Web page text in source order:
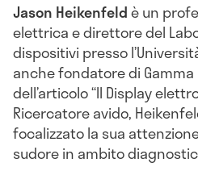
Jason Heikenfeldè un
elettrica e direttore del
dispositivi presso
anche fondatore di
dell’articolo “Il Display
Ricercatore avido,
focalizzato la sua
sudore in ambito